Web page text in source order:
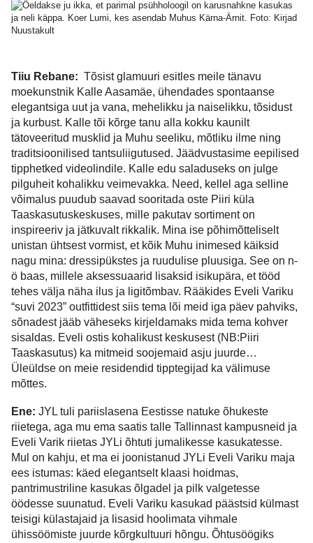
Tiiu Rebane: Tõsist glamuuri esitles meile tänavu
moekunstnik Kalle Aasamäe, ühendades spontaanse
elegantsiga uut ja vana, mehelikku ja naiselikku, tõsidust
ja kurbust. Kalle tõi kõrge tanu alla kokku kaunilt
tätoveeritud musklid ja Muhu seeliku, mõtliku ilme ning
traditsioonilised tantsuliigutused. Jäädvustasime eepilised
tipphetked videolindile. Kalle edu saladuseks on julge
pilguheit kohalikku veimevakka. Need, kellel aga selline
võimalus puudub saavad sooritada oste Piiri küla
Taaskasutuskeskuses, mille pakutav sortiment on
inspireeriv ja jätkuvalt rikkalik. Mina ise põhimõtteliselt
unistan ühtsest vormist, et kõik Muhu inimesed käiksid
nagu mina: dressipükstes ja ruudulise pluusiga. See on n-
ö baas, millele aksessuaarid lisaksid isikupära, et tööd
tehes välja näha ilus ja ligitõmbav. Rääkides Eveli Variku
“suvi 2023” outfittidest siis tema lõi meid iga päev pahviks,
sõnadest jääb väheseks kirjeldamaks mida tema kohver
sisaldas. Eveli ostis kohalikust keskusest (NB:Piiri
Taaskasutus) ka mitmeid soojemaid asju juurde…
Üleüldse on meie residendid tipptegijad ka välimuse
mõttes.
Ene: JYL tuli pariislasena Eestisse natuke õhukeste
riietega, aga mu ema saatis talle Tallinnast kampusneid ja
Eveli Varik riietas JYLi õhtuti jumalikesse kasukatesse.
Mul on kahju, et ma ei joonistanud JYLi Eveli Variku maja
ees istumas: käed elegantselt klaasi hoidmas,
pantrimustriline kasukas õlgadel ja pilk valgetesse
öödesse suunatud. Eveli Variku kasukad päästsid külmast
teisigi külastajaid ja lisasid hoolimata vihmale
ühissöömiste juurde kõrgkultuuri hõngu. Õhtusöögiks